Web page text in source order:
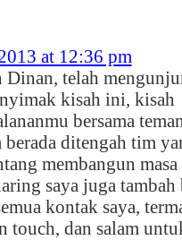
at 12:36 pm
Dinan, telah
kisah ini, kisah
bersama
berada ditengah tim
membangun
saya juga tambah
kontak saya,
touch, dan salam